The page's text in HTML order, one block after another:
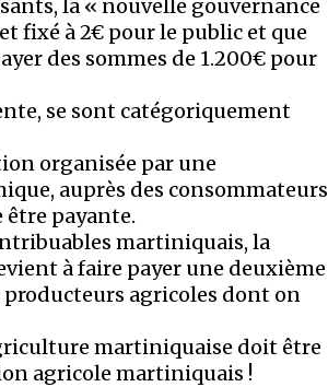
la « nouvelle gouvernance
fixé à 2€ pour le public et que
des sommes de 1.200€ pour
se sont catégoriquement
organisée par une
auprès des consommateurs
payante.
martiniquais, la
à faire payer une deuxième
producteurs agricoles dont on
martiniquaise doit être
agricole martiniquais !